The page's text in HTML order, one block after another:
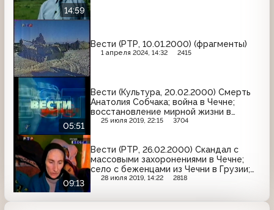
14:59
Вести (РТР, 10.01.2000) (фрагменты)
1 апреля 2024, 14:32 2415
05:51
Вести (Культура, 20.02.2000) Смерть
Анатолия Собчака; война в Чечне;
восстановление мирной жизни в
Аргуне
25 июля 2019, 22:15 3704
09:13
Вести (РТР, 26.02.2000) Скандал с
массовыми захоронениями в Чечне;
село с беженцами из Чечни в Грузии;
акции протеста в России в отношении
28 июля 2019, 14:22 2818